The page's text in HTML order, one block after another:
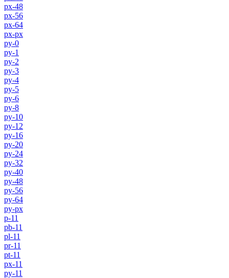
px-48
px-56
px-64
px-px
py-0
py-1
py-2
py-3
py-4
py-5
py-6
py-8
py-10
py-12
py-16
py-20
py-24
py-32
py-40
py-48
py-56
py-64
py-px
p-11
pb-11
pl-11
pr-11
pt-11
px-11
py-11